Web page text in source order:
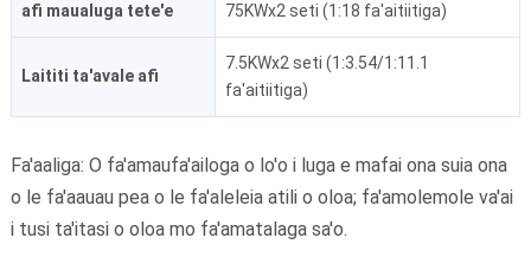
afi maualuga tete'e 75KWx2 seti (1:18 fa'aitiitiga)
Laititi ta'avale afi
7.5KWx2 seti (1:3.54/1:11.1
fa'aitiitiga)
Fa'aaliga: O fa'amaufa'ailoga o lo'o i luga e mafai ona suia ona
o le fa'aauau pea o le fa'aleleia atili o oloa; fa'amolemole va'ai
i tusi ta'itasi o oloa mo fa'amatalaga sa'o.